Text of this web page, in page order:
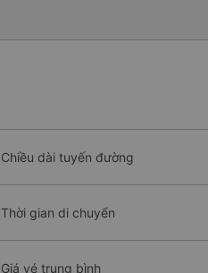
Chiều dài tuyến đường
Thời gian di chuyển
Giá vé trung bình